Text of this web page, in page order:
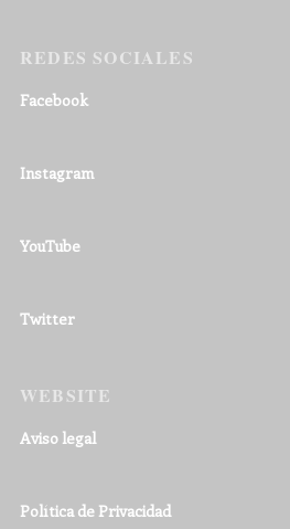
REDES SOCIALES
Facebook
Instagram
YouTube
Twitter
WEBSITE
Aviso legal
Política de Privacidad